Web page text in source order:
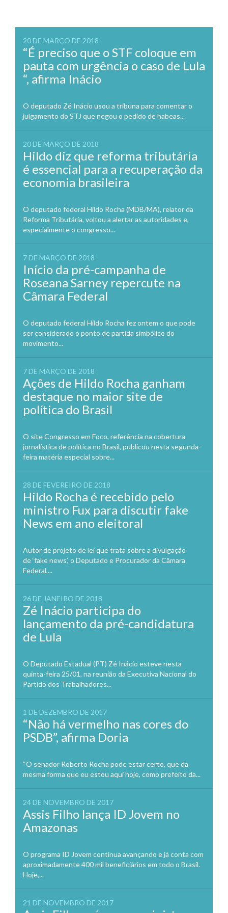
20 DE MARÇO DE 2018
“É preciso que o STF coloque em
pauta com urgência o caso de Lula
“, afirma Inácio
O deputado Zé Inácio usou a tribuna para comentar o
julgamento do STJ que negou o pedido de habeas...
20 DE MARÇO DE 2018
Hildo diz que reforma tributária
é essencial para a recuperação da
economia brasileira
O deputado federal Hildo Rocha (MDB/MA), relator da
Reforma Tributária, voltou a alertar as autoridades e,
especialmente o congresso...
7 DE MARÇO DE 2018
Início da pré-campanha de
Roseana Sarney repercute na
Câmara Federal
O deputado federal Hildo Rocha fez ontem o que pode
ser considerado o ponto de partida simbólico do
movimento...
7 DE MARÇO DE 2018
Ações de Hildo Rocha ganham
destaque no maior site de
política do Brasil
O site Congresso em Foco, referência na cobertura
jornalística de política no Brasil, publicou nesta segunda-
feira matéria especial sobre...
28 DE FEVEREIRO DE 2018
Hildo Rocha é recebido pelo
ministro Fux para discutir fake
News em ano eleitoral
Autor de projeto de lei que trata sobre a divulgação
de ‘fake news’, o Deputado e Procurador da Câmara
Federal,...
26 DE JANEIRO DE 2018
Zé Inácio participa do
lançamento da pré-candidatura
de Lula
O Deputado Estadual (PT) Zé Inácio esteve nesta
quinta-feira 25/01, na reunião da Executiva Nacional do
Partido dos Trabalhadores...
1 DE DEZEMBRO DE 2017
“Não há vermelho nas cores do
PSDB”, afirma Doria
“O senador Roberto Rocha pode estar certo, que da
mesma forma que eu estou aqui hoje, como prefeito da...
24 DE NOVEMBRO DE 2017
Assis Filho lança ID Jovem no
Amazonas
O programa ID Jovem continua avançando e já conta com
aproximadamente 400 mil beneficiários em todo o Brasil.
Hoje,...
21 DE NOVEMBRO DE 2017